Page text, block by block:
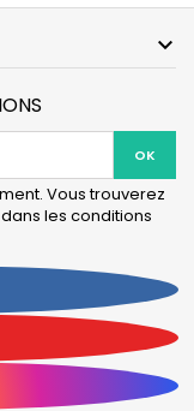
Bacon

Vous trouverez
les conditions